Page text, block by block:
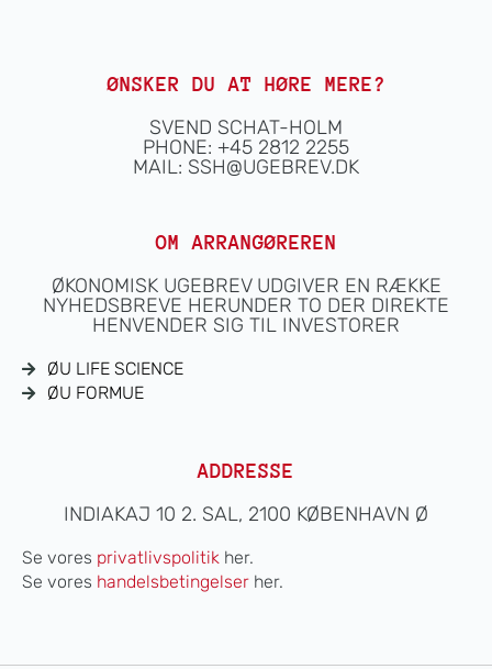
ØNSKER DU AT HØRE MERE?
SVEND SCHAT-HOLM
PHONE: +45 2812 2255
MAIL: SSH@UGEBREV.DK
OM ARRANGØREREN
ØKONOMISK UGEBREV UDGIVER EN RÆKKE
NYHEDSBREVE HERUNDER TO DER DIREKTE
HENVENDER SIG TIL INVESTORER
ØU LIFE SCIENCE
ØU FORMUE
ADDRESSE
INDIAKAJ 10 2. SAL, 2100 KØBENHAVN Ø
Se vores privatlivspolitik her.
Se vores handelsbetingelser her.